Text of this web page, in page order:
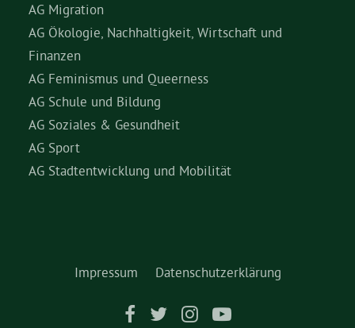
AG Migration
AG Ökologie, Nachhaltigkeit, Wirtschaft und
Finanzen
AG Feminismus und Queerness
AG Schule und Bildung
AG Soziales & Gesundheit
AG Sport
AG Stadtentwicklung und Mobilität
Impressum Datenschutzerklärung